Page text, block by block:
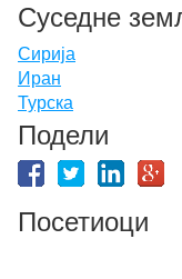
Суседне
Сирија
Иран
Турска
Подели
Посетиоци